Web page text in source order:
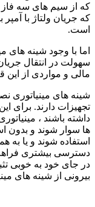
که از سیم های سه
که جریان ولتاژ با
است.
اما با وجود شینه
سهولت در انتقال
مالی و مواردی از
شینه های
تجهیزات دارند. برای
داشته باشند ،
ها سوار شوند و بدون
استفاده شوند و یا به
دسترسی بیشتری فراهم
در جای خود به خوبی
بیرونی از شینه های